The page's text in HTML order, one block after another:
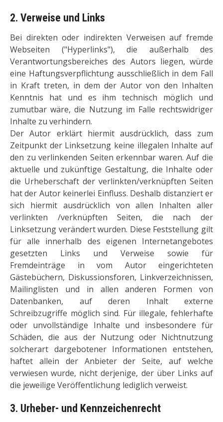
2. Verweise und Links
Bei direkten oder indirekten Verweisen auf fremde
Webseiten ("Hyperlinks"), die außerhalb des
Verantwortungsbereiches des Autors liegen, würde
eine Haftungsverpflichtung ausschließlich in dem Fall
in Kraft treten, in dem der Autor von den Inhalten
Kenntnis hat und es ihm technisch möglich und
zumutbar wäre, die Nutzung im Falle rechtswidriger
Inhalte zu verhindern.
Der Autor erklärt hiermit ausdrücklich, dass zum
Zeitpunkt der Linksetzung keine illegalen Inhalte auf
den zu verlinkenden Seiten erkennbar waren. Auf die
aktuelle und zukünftige Gestaltung, die Inhalte oder
die Urheberschaft der verlinkten/verknüpften Seiten
hat der Autor keinerlei Einfluss. Deshalb distanziert er
sich hiermit ausdrücklich von allen Inhalten aller
verlinkten /verknüpften Seiten, die nach der
Linksetzung verändert wurden. Diese Feststellung gilt
für alle innerhalb des eigenen Internetangebotes
gesetzten Links und Verweise sowie für
Fremdeinträge in vom Autor eingerichteten
Gästebüchern, Diskussionsforen, Linkverzeichnissen,
Mailinglisten und in allen anderen Formen von
Datenbanken, auf deren Inhalt externe
Schreibzugriffe möglich sind. Für illegale, fehlerhafte
oder unvollständige Inhalte und insbesondere für
Schäden, die aus der Nutzung oder Nichtnutzung
solcherart dargebotener Informationen entstehen,
haftet allein der Anbieter der Seite, auf welche
verwiesen wurde, nicht derjenige, der über Links auf
die jeweilige Veröffentlichung lediglich verweist.
3. Urheber- und Kennzeichenrecht